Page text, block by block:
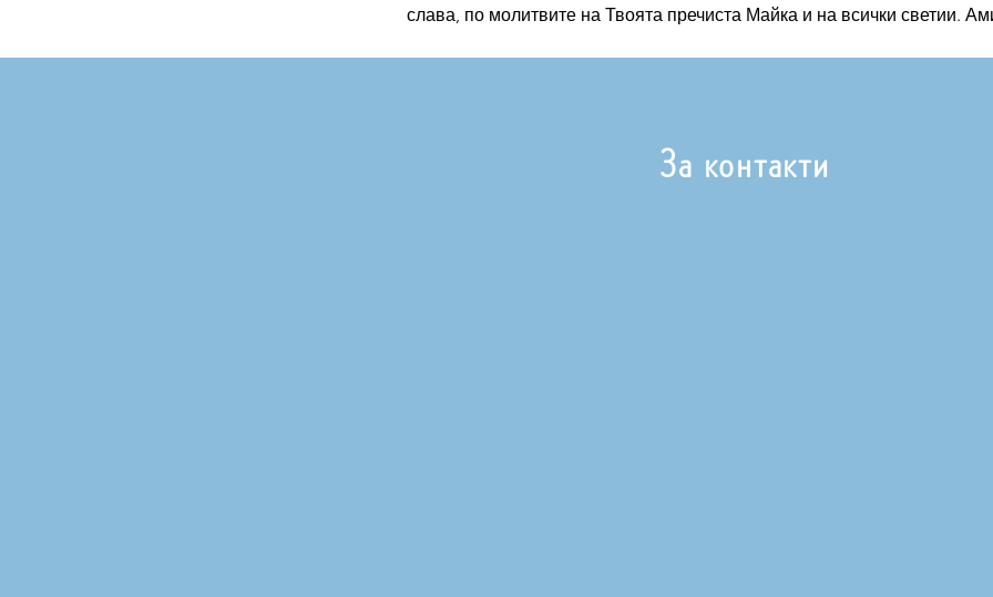
слава, по молитвите на Твоята пречиста Майка и на всички светии.
За контакти